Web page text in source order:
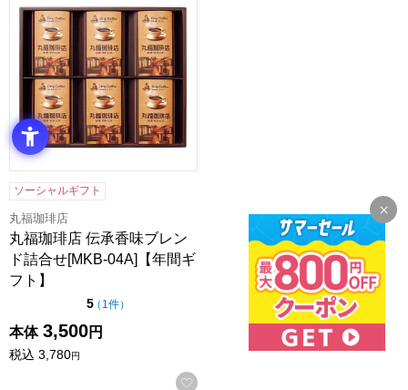
ソーシャルギフト
丸福珈琲店
丸福珈琲店 伝承香味ブレン
ド詰合せ[MKB-04A]【年間ギ
フト】
5点（5点満点中）
（ 1件の評価
）
本体 3,500円
税込 3,780円
お気に入りに登録する